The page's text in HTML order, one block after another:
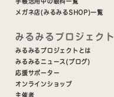
手帳活用中の眼科一覧
メガネ店(みるみるSHOP)一覧
みるみるプロジェクト
みるみるプロジェクトとは
みるみるニュース(ブログ)
応援サポーター
オンラインショップ
主催者